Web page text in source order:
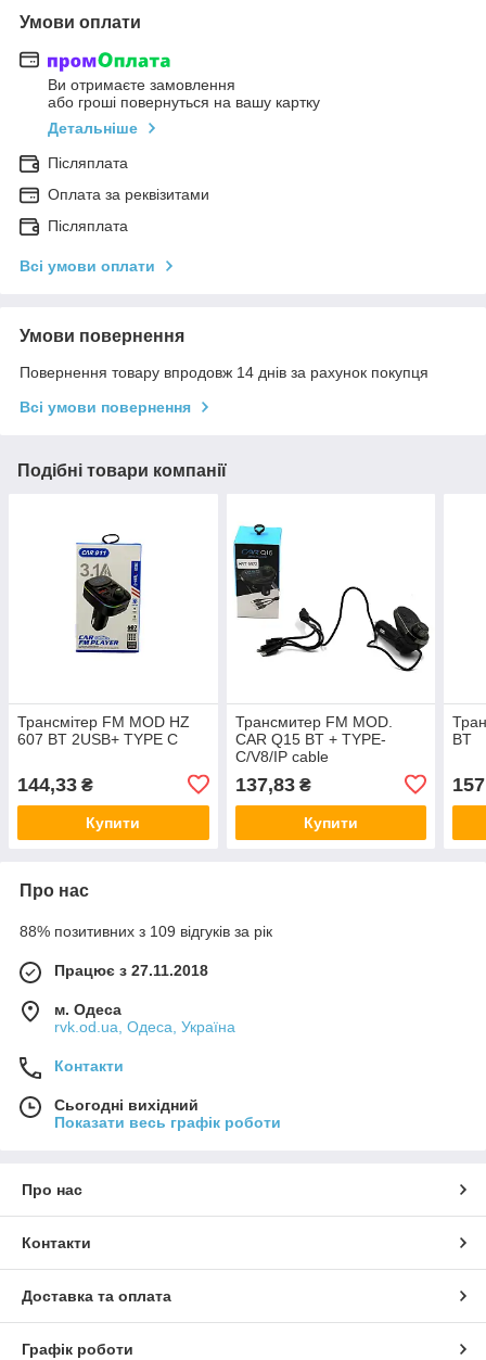
Умови оплати
Ви отримаєте замовлення
або гроші повернуться на вашу картку
Детальніше
Післяплата
Оплата за реквізитами
Післяплата
Всі умови оплати
Умови повернення
Повернення товару впродовж 14 днів за рахунок покупця
Всі умови повернення
Подібні товари компанії
Трансмітер FM MOD HZ
607 BT 2USB+ TYPE C
144,33 ₴
Купити
Трансмитер FM MOD.
CAR Q15 BT + TYPE-
C/V8/IP cable
137,83₴
Купити
BT
Про нас
88% позитивних з 109 відгуків за рік
Працює з 27.11.2018
м. Одеса
rvk.od.ua, Одеса, Україна
Контакти
Сьогодні вихідний
Показати весь графік роботи
Про нас
Контакти
Доставка та оплата
Графік роботи